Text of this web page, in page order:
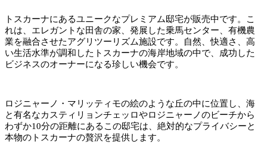
トスカーナにあるユニークなプレミアム邸宅が販売中です。こ
れは、エレガントな田舎の家、発展した乗馬センター、有機農
業を融合させたアグリツーリズム施設です。自然、快適さ、高
い生活水準が調和したトスカーナの海岸地域の中で、成功した
ビジネスのオーナーになる珍しい機会です。
ロジニャーノ・マリッティモの絵のような丘の中に位置し、海
と有名なカスティリョンチェッロやロジニャーノのビーチから
わずか10分の距離にあるこの邸宅は、絶対的なプライバシーと
本物のトスカーナの贅沢を提供します。